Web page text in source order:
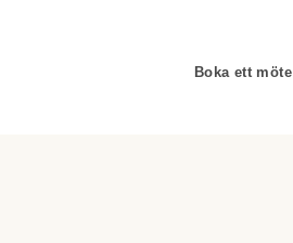
Boka ett möte